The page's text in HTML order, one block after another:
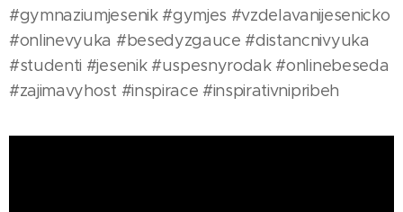
#gymnaziumjesenik #gymjes #vzdelavanijesenicko
#onlinevyuka #besedyzgauce #distancnivyuka
#studenti #jesenik #uspesnyrodak #onlinebeseda
#zajimavyhost #inspirace #inspirativnipribeh